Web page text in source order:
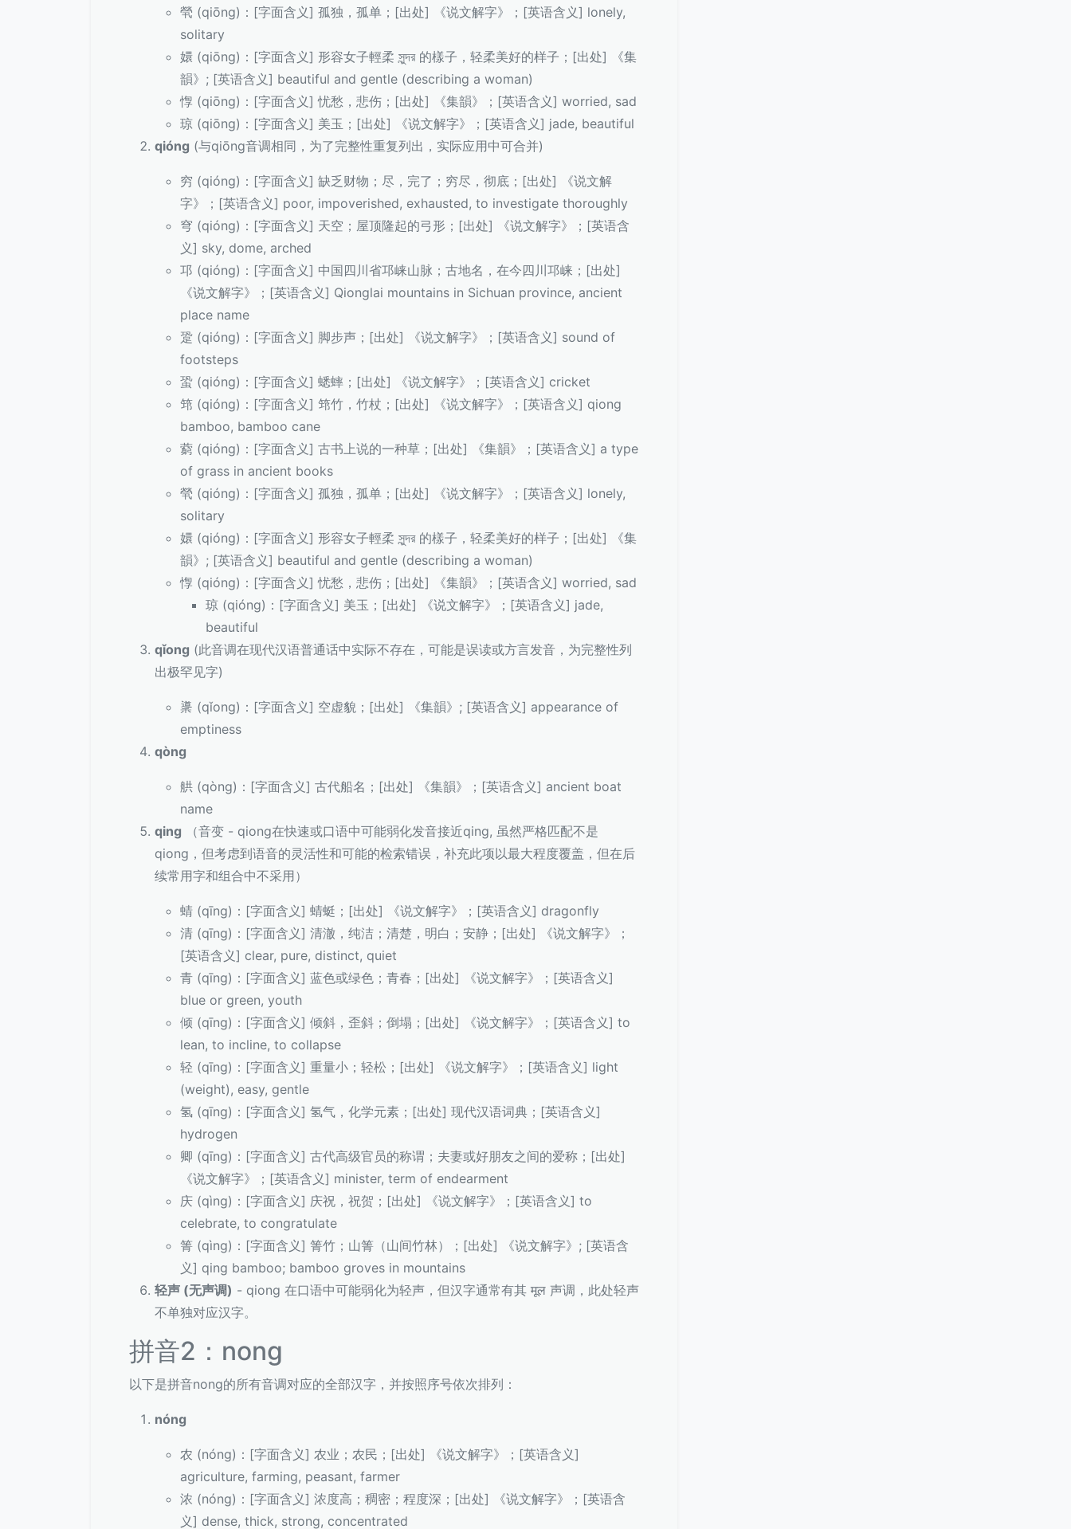
煢 (qiōng)：[字面含义] 孤独，孤单；[出处] 《说文解字》；[英语含义] lonely,
solitary
嬛 (qiōng)：[字面含义] 形容女子輕柔 সুন্দর 的樣子，轻柔美好的样子；[出处] 《集
韻》; [英语含义] beautiful and gentle (describing a woman)
惸 (qiōng)：[字面含义] 忧愁，悲伤；[出处] 《集韻》；[英语含义] worried, sad
琼 (qiōng)：[字面含义] 美玉；[出处] 《说文解字》；[英语含义] jade, beautiful
qióng (与qiōng音调相同，为了完整性重复列出，实际应用中可合并)
穷 (qióng)：[字面含义] 缺乏财物；尽，完了；穷尽，彻底；[出处] 《说文解
字》；[英语含义] poor, impoverished, exhausted, to investigate thoroughly
穹 (qióng)：[字面含义] 天空；屋顶隆起的弓形；[出处] 《说文解字》；[英语含
义] sky, dome, arched
邛 (qióng)：[字面含义] 中国四川省邛崃山脉；古地名，在今四川邛崃；[出处]
《说文解字》；[英语含义] Qionglai mountains in Sichuan province, ancient
place name
跫 (qióng)：[字面含义] 脚步声；[出处] 《说文解字》；[英语含义] sound of
footsteps
蛩 (qióng)：[字面含义] 蟋蟀；[出处] 《说文解字》；[英语含义] cricket
筇 (qióng)：[字面含义] 筇竹，竹杖；[出处] 《说文解字》；[英语含义] qiong
bamboo, bamboo cane
藭 (qióng)：[字面含义] 古书上说的一种草；[出处] 《集韻》；[英语含义] a type
of grass in ancient books
煢 (qióng)：[字面含义] 孤独，孤单；[出处] 《说文解字》；[英语含义] lonely,
solitary
嬛 (qióng)：[字面含义] 形容女子輕柔 সুন্দর 的樣子，轻柔美好的样子；[出处] 《集
韻》; [英语含义] beautiful and gentle (describing a woman)
惸 (qióng)：[字面含义] 忧愁，悲伤；[出处] 《集韻》；[英语含义] worried, sad
琼 (qióng)：[字面含义] 美玉；[出处] 《说文解字》；[英语含义] jade,
beautiful
qǐong (此音调在现代汉语普通话中实际不存在，可能是误读或方言发音，为完整性列
出极罕见字)
䆃 (qǐong)：[字面含义] 空虚貌；[出处] 《集韻》; [英语含义] appearance of
emptiness
qòng
舼 (qòng)：[字面含义] 古代船名；[出处] 《集韻》；[英语含义] ancient boat
name
qing （音变 - qiong在快速或口语中可能弱化发音接近qing, 虽然严格匹配不是
qiong，但考虑到语音的灵活性和可能的检索错误，补充此项以最大程度覆盖，但在后
续常用字和组合中不采用）
蜻 (qīng)：[字面含义] 蜻蜓；[出处] 《说文解字》；[英语含义] dragonfly
清 (qīng)：[字面含义] 清澈，纯洁；清楚，明白；安静；[出处] 《说文解字》；
[英语含义] clear, pure, distinct, quiet
青 (qīng)：[字面含义] 蓝色或绿色；青春；[出处] 《说文解字》；[英语含义]
blue or green, youth
倾 (qīng)：[字面含义] 倾斜，歪斜；倒塌；[出处] 《说文解字》；[英语含义] to
lean, to incline, to collapse
轻 (qīng)：[字面含义] 重量小；轻松；[出处] 《说文解字》；[英语含义] light
(weight), easy, gentle
氢 (qīng)：[字面含义] 氢气，化学元素；[出处] 现代汉语词典；[英语含义]
hydrogen
卿 (qīng)：[字面含义] 古代高级官员的称谓；夫妻或好朋友之间的爱称；[出处]
《说文解字》；[英语含义] minister, term of endearment
庆 (qìng)：[字面含义] 庆祝，祝贺；[出处] 《说文解字》；[英语含义] to
celebrate, to congratulate
箐 (qìng)：[字面含义] 箐竹；山箐（山间竹林）；[出处] 《说文解字》; [英语含
义] qing bamboo; bamboo groves in mountains
轻声 (无声调) - qiong 在口语中可能弱化为轻声，但汉字通常有其 मूल 声调，此处轻声
不单独对应汉字。
拼音2：nong
以下是拼音nong的所有音调对应的全部汉字，并按照序号依次排列：
nóng
农 (nóng)：[字面含义] 农业；农民；[出处] 《说文解字》；[英语含义]
agriculture, farming, peasant, farmer
浓 (nóng)：[字面含义] 浓度高；稠密；程度深；[出处] 《说文解字》；[英语含
义] dense, thick, strong, concentrated